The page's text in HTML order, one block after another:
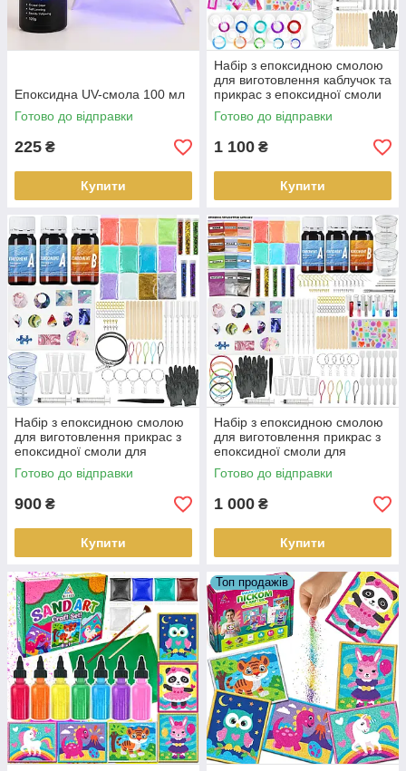
Епоксидна UV-смола 100 мл
Готово до відправки
225 ₴
Купити
Набір з епоксидною смолою
для виготовлення каблучок та
прикрас з епоксидної смоли
для новачків 220 в 1
Готово до відправки
1 100 ₴
Купити
Набір з епоксидною смолою
для виготовлення прикрас з
епоксидної смоли для
початківців 114 в 1
Готово до відправки
900 ₴
Купити
Набір з епоксидною смолою
для виготовлення прикрас з
епоксидної смоли для
початківців 176 в 1
Готово до відправки
1 000 ₴
Купити
Топ продажів